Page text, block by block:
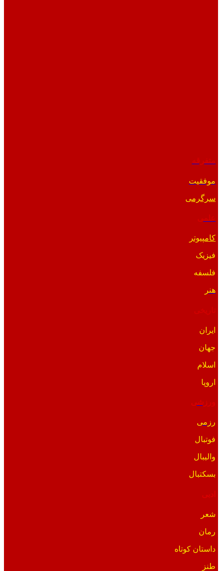
موفقیت
سرگرمی
کامپیوتر
فیزیک
فلسفه
هنر
ایران
جهان
اسلام
اروپا
ورزشی
رزمی
فوتبال
والیبال
بسکتبال
ادبی
شعر
رمان
داستان کوتاه
طنز